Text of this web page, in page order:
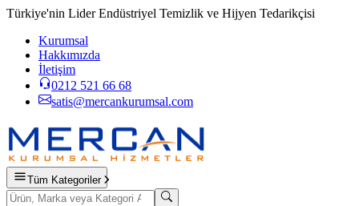
Türkiye'nin Lider Endüstriyel Temizlik ve Hijyen Tedarikçisi
Kurumsal
Hakkımızda
İletişim
0212 521 66 68
satis@mercankurumsal.com
Tüm Kategoriler